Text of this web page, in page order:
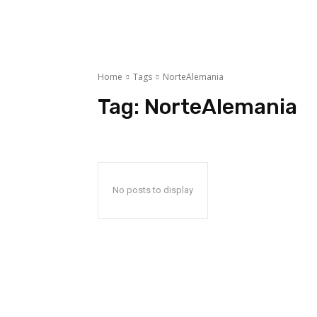
Home Tags NorteAlemania
Tag: NorteAlemania
No posts to display